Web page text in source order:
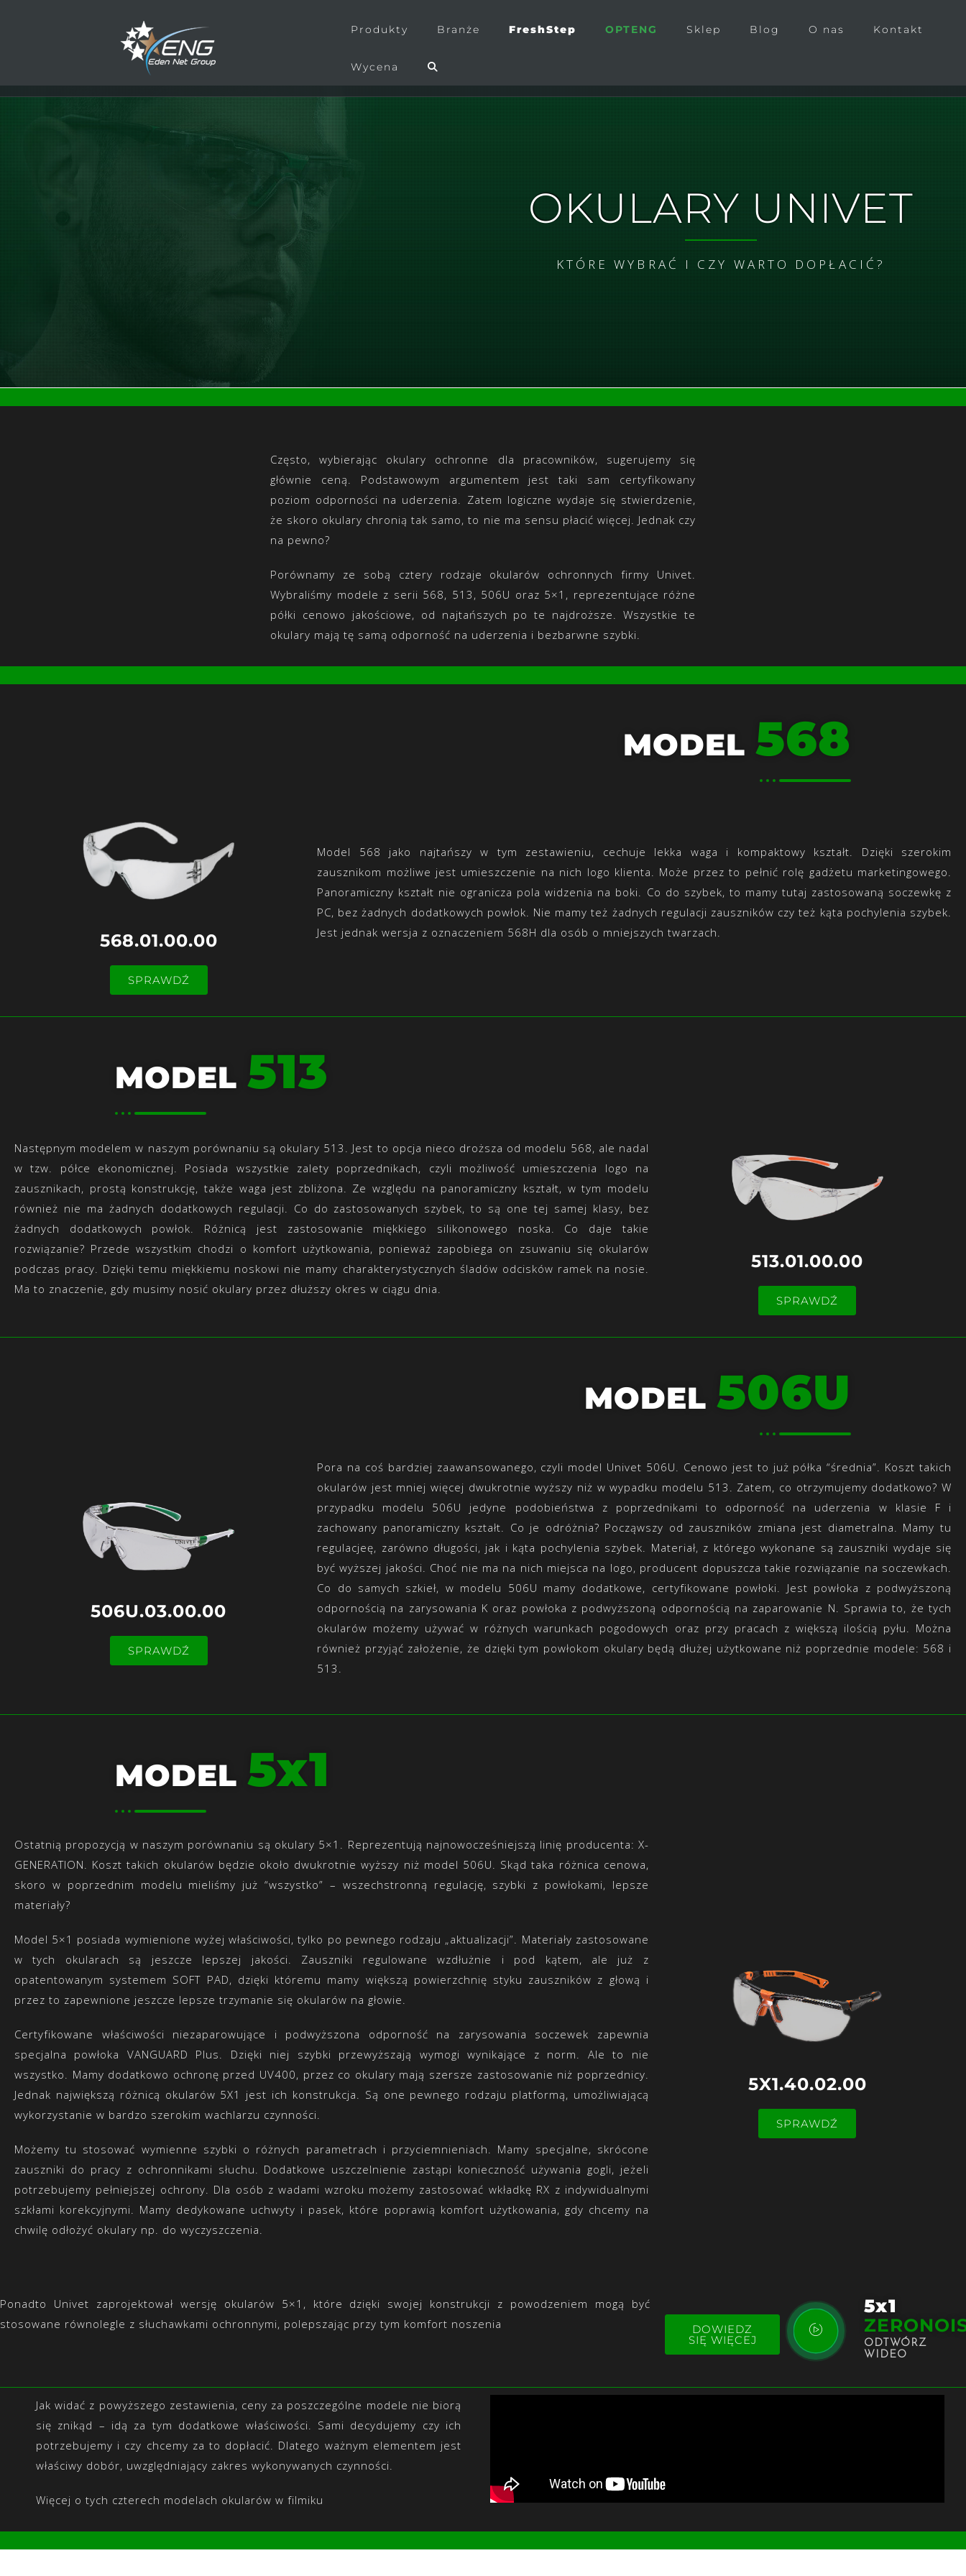
Produkty Branże FreshStep OPTENG Sklep Blog O nas Kontakt
Wycena
OKULARY UNIVET
KTÓRE WYBRAĆ I CZY WARTO DOPŁACIĆ?
Często, wybierając okulary ochronne dla pracowników, sugerujemy się
głównie ceną. Podstawowym argumentem jest taki sam certyfikowany
poziom odporności na uderzenia. Zatem logiczne wydaje się stwierdzenie,
że skoro okulary chronią tak samo, to nie ma sensu płacić więcej. Jednak czy
na pewno?
Porównamy ze sobą cztery rodzaje okularów ochronnych firmy Univet.
Wybraliśmy modele z serii 568, 513, 506U oraz 5×1, reprezentujące różne
półki cenowo jakościowe, od najtańszych po te najdroższe. Wszystkie te
okulary mają tę samą odporność na uderzenia i bezbarwne szybki.
MODEL 568
568.01.00.00
SPRAWDŹ
Model 568 jako najtańszy w tym zestawieniu, cechuje lekka waga i kompaktowy kształt. Dzięki szerokim
zausznikom możliwe jest umieszczenie na nich logo klienta. Może przez to pełnić rolę gadżetu marketingowego.
Panoramiczny kształt nie ogranicza pola widzenia na boki. Co do szybek, to mamy tutaj zastosowaną soczewkę z
PC, bez żadnych dodatkowych powłok. Nie mamy też żadnych regulacji zauszników czy też kąta pochylenia szybek.
Jest jednak wersja z oznaczeniem 568H dla osób o mniejszych twarzach.
MODEL 513
Następnym modelem w naszym porównaniu są okulary 513 . Jest to opcja nieco droższa od modelu 568, ale nadal
w tzw. półce ekonomicznej. Posiada wszystkie zalety poprzednikach, czyli możliwość umieszczenia logo na
zausznikach, prostą konstrukcję, także waga jest zbliżona. Ze względu na panoramiczny kształt, w tym modelu
również nie ma żadnych dodatkowych regulacji. Co do zastosowanych szybek, to są one tej samej klasy, bez
żadnych dodatkowych powłok. Różnicą jest zastosowanie miękkiego silikonowego noska. Co daje takie
rozwiązanie? Przede wszystkim chodzi o komfort użytkowania, ponieważ zapobiega on zsuwaniu się okularów
podczas pracy. Dzięki temu miękkiemu noskowi nie mamy charakterystycznych śladów odcisków ramek na nosie.
Ma to znaczenie, gdy musimy nosić okulary przez dłuższy okres w ciągu dnia.
513.01.00.00
SPRAWDŹ
MODEL 506U
506U.03.00.00
SPRAWDŹ
Pora na coś bardziej zaawansowanego, czyli model Univet 506U. Cenowo jest to już półka “średnia”. Koszt takich
okularów jest mniej więcej dwukrotnie wyższy niż w wypadku modelu 513. Zatem, co otrzymujemy dodatkowo? W
przypadku modelu 506U jedyne podobieństwa z poprzednikami to odporność na uderzenia w klasie F i
zachowany panoramiczny kształt. Co je odróżnia? Począwszy od zauszników zmiana jest diametralna. Mamy tu
regulacjeę, zarówno długości, jak i kąta pochylenia szybek. Materiał, z którego wykonane są zauszniki wydaje się
być wyższej jakości. Choć nie ma na nich miejsca na logo, producent dopuszcza takie rozwiązanie na soczewkach.
Co do samych szkieł, w modelu 506U mamy dodatkowe, certyfikowane powłoki. Jest powłoka z podwyższoną
odpornością na zarysowania K oraz powłoka z podwyższoną odpornością na zaparowanie N. Sprawia to, że tych
okularów możemy używać w różnych warunkach pogodowych oraz przy pracach z większą ilością pyłu. Można
również przyjąć założenie, że dzięki tym powłokom okulary będą dłużej użytkowane niż poprzednie modele: 568 i
513.
MODEL 5x1
Ostatnią propozycją w naszym porównaniu są okulary 5×1. Reprezentują najnowocześniejszą linię producenta: X-
GENERATION. Koszt takich okularów będzie około dwukrotnie wyższy niż model 506U. Skąd taka różnica cenowa,
skoro w poprzednim modelu mieliśmy już “wszystko” – wszechstronną regulację, szybki z powłokami, lepsze
materiały?
Model 5×1 posiada wymienione wyżej właściwości, tylko po pewnego rodzaju „aktualizacji”. Materiały zastosowane
w tych okularach są jeszcze lepszej jakości. Zauszniki regulowane wzdłużnie i pod kątem, ale już z
opatentowanym systemem SOFT PAD, dzięki któremu mamy większą powierzchnię styku zauszników z głową i
przez to zapewnione jeszcze lepsze trzymanie się okularów na głowie.
Certyfikowane właściwości niezaparowujące i podwyższona odporność na zarysowania soczewek zapewnia
specjalna powłoka VANGUARD Plus. Dzięki niej szybki przewyższają wymogi wynikające z norm. Ale to nie
wszystko. Mamy dodatkowo ochronę przed UV400, przez co okulary mają szersze zastosowanie niż poprzednicy.
Jednak największą różnicą okularów 5X1 jest ich konstrukcja. Są one pewnego rodzaju platformą, umożliwiającą
wykorzystanie w bardzo szerokim wachlarzu czynności.
Możemy tu stosować wymienne szybki o różnych parametrach i przyciemnieniach. Mamy specjalne, skrócone
zauszniki do pracy z ochronnikami słuchu. Dodatkowe uszczelnienie zastąpi konieczność używania gogli, jeżeli
potrzebujemy pełniejszej ochrony. Dla osób z wadami wzroku możemy zastosować wkładkę RX z indywidualnymi
szkłami korekcyjnymi. Mamy dedykowane uchwyty i pasek, które poprawią komfort użytkowania, gdy chcemy na
chwilę odłożyć okulary np. do wyczyszczenia.
5X1.40.02.00
SPRAWDŹ
Ponadto Univet zaprojektował wersję okularów 5×1, które dzięki swojej konstrukcji z powodzeniem mogą być
stosowane równolegle z słuchawkami ochronnymi, polepszając przy tym komfort noszenia
DOWIEDZ
SIĘ WIĘCEJ
5x1
ODTWÓRZ
WIDEO
Jak widać z powyższego zestawienia, ceny za poszczególne modele nie biorą
się znikąd – idą za tym dodatkowe właściwości. Sami decydujemy czy ich
potrzebujemy i czy chcemy za to dopłacić. Dlatego ważnym elementem jest
właściwy dobór, uwzględniający zakres wykonywanych czynności.
Więcej o tych czterech modelach okularów w filmiku